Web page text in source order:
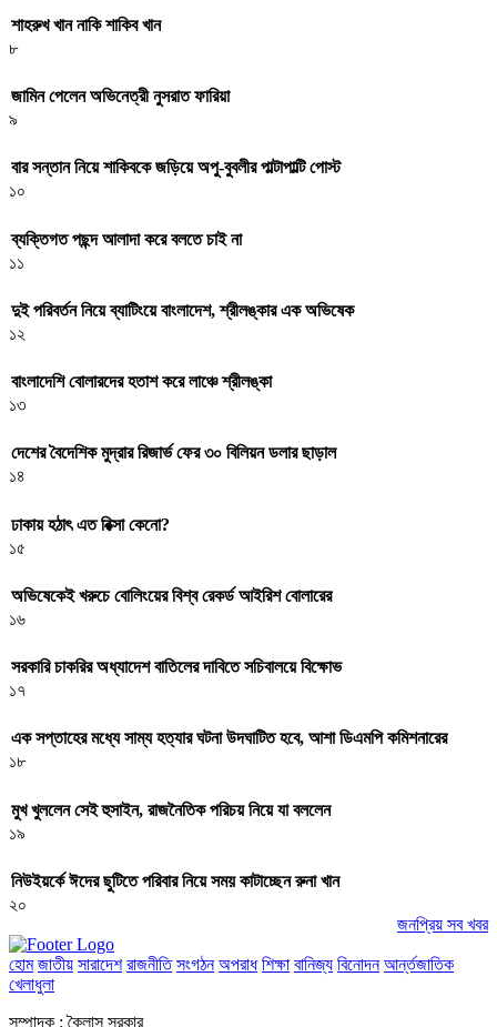
শাহরুখ খান নাকি শাকিব খান
৮
জামিন পেলেন অভিনেত্রী নুসরাত ফারিয়া
৯
বার সন্তান নিয়ে শাকিবকে জড়িয়ে অপু-বুবলীর পাল্টাপাল্টি পোস্ট
১০
ব্যক্তিগত পছন্দ আলাদা করে বলতে চাই না
১১
দুই পরিবর্তন নিয়ে ব্যাটিংয়ে বাংলাদেশ, শ্রীলঙ্কার এক অভিষেক
১২
বাংলাদেশি বোলারদের হতাশ করে লাঞ্চে শ্রীলঙ্কা
১৩
দেশের বৈদেশিক মুদ্রার রিজার্ভ ফের ৩০ বিলিয়ন ডলার ছাড়াল
১৪
ঢাকায় হঠাৎ এত রিক্সা কেনো?
১৫
অভিষেকেই খরুচে বোলিংয়ের বিশ্ব রেকর্ড আইরিশ বোলারের
১৬
সরকারি চাকরির অধ্যাদেশ বাতিলের দাবিতে সচিবালয়ে বিক্ষোভ
১৭
এক সপ্তাহের মধ্যে সাম্য হত্যার ঘটনা উদঘাটিত হবে, আশা ডিএমপি কমিশনারের
১৮
মুখ খুললেন সেই হুসাইন, রাজনৈতিক পরিচয় নিয়ে যা বললেন
১৯
নিউইয়র্কে ঈদের ছুটিতে পরিবার নিয়ে সময় কাটাচ্ছেন রুনা খান
২০
জনপ্রিয় সব খবর
হোম জাতীয় সারাদেশ রাজনীতি সংগঠন অপরাধ শিক্ষা বানিজ্য বিনোদন আর্ন্তজাতিক
খেলাধুলা
সম্পাদক : কৈলাস সরকার